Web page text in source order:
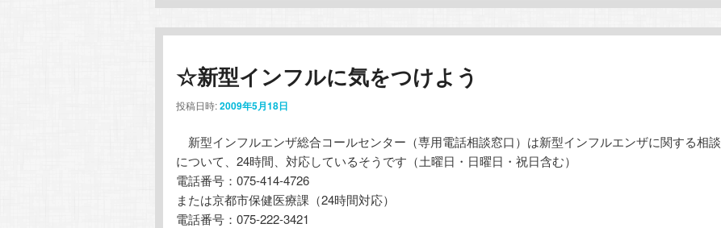
☆新型インフルに気をつけよう
投稿日時:2009年5月18日
新型インフルエンザ総合コールセンター（専用電話相談窓口）は新型インフルエンザに関する相談
について、24時間、対応しているそうです（土曜日・日曜日・祝日含む）
電話番号：075-414-4726
または京都市保健医療課（24時間対応）
電話番号：075-222-3421